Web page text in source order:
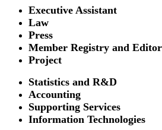
Executive Assistant
Law
Press
Member Registry and
Project
Statistics and R&D
Accounting
Supporting Services
Information Technologies